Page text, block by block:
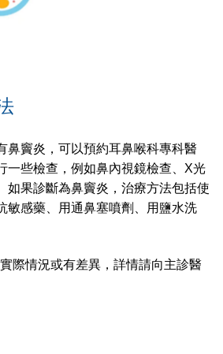
鼻竇炎，可以預約耳鼻喉科專科醫
一些檢查，例如鼻內視鏡檢查、X光
如果診斷為鼻竇炎，治療方法包括使
敏感藥、用通鼻塞噴劑、用鹽水洗
際情況或有差異，詳情請向主診醫